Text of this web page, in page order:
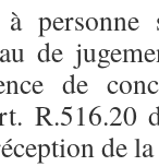
de
de
R.516.20
de